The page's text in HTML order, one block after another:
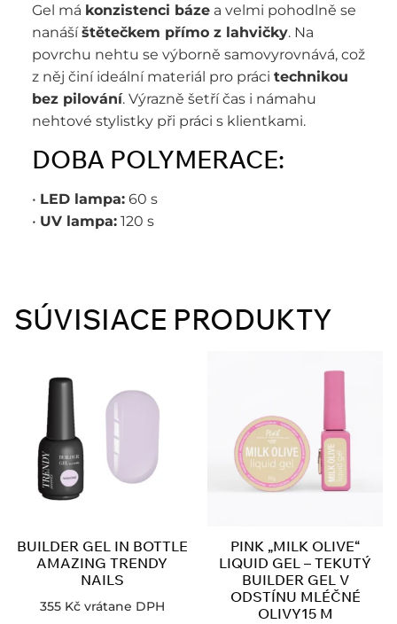
Gel má konzistenci báze a velmi pohodlně se
nanášíštětečkem přímo z lahvičky. Na
povrchu nehtu se výborně samovyrovnává, což
z něj činí ideální materiál pro práci technikou
bez pilování. Výrazně šetří čas i námahu
nehtové stylistky při práci s klientkami.
DOBA POLYMERACE:
• LED lampa: 60 s
• UV lampa: 120 s
SÚVISIACE PRODUKTY
BUILDER GEL IN BOTTLE
AMAZING TRENDY
NAILS
355 Kč vrátane DPH
PINK „MILK OLIVE“
LIQUID GEL – TEKUTÝ
BUILDER GEL V
ODSTÍNU MLÉČNÉ
OLIVY15 M